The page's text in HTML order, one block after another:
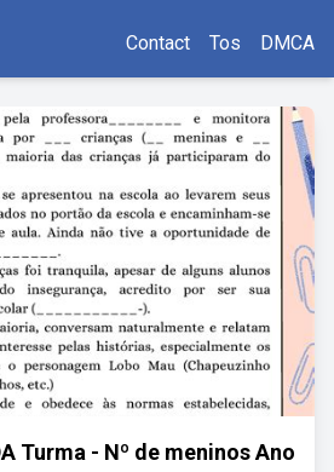
Contact Tos DMCA
Turma - Nº de meninos Ano